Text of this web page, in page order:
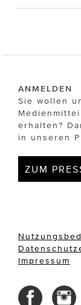
ANMELDEN
Sie wollen
erhalten?
in unseren
ZUM
Impressum